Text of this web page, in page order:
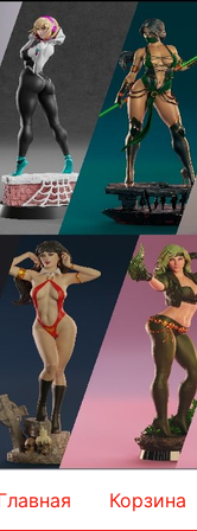
Корзина